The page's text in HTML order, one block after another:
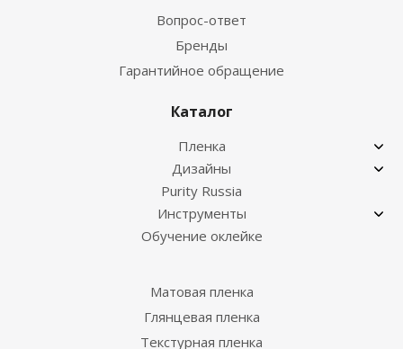
Вопрос-ответ
Бренды
Гарантийное обращение
Каталог
Пленка
Дизайны
Purity Russia
Инструменты
Обучение оклейке
Матовая пленка
Глянцевая пленка
Текстурная пленка